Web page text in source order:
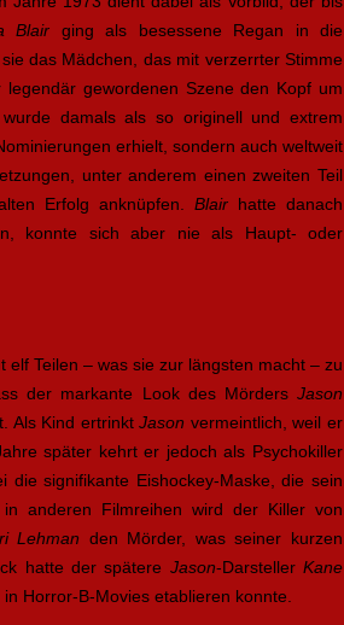
Blair ging als besessene Regan in die
das Mädchen, das mit verzerrter Stimme
gewordenen Szene den Kopf um
damals als so originell und extrem
erhielt, sondern auch weltweit
unter anderem einen zweiten Teil
Erfolg anknüpfen. Blairhatte danach
konnte sich aber nie als Haupt- oder
elf Teilen – was sie zur längsten macht – zu
der markante Look des Mörders Jason
Als Kind ertrinktJason vermeintlich, weil er
später kehrt er jedoch als Psychokiller
die signifikante Eishockey-Maske, die sein
anderen Filmreihen wird der Killer von
Lehman den Mörder, was seiner kurzen
hatte der spätere Jason-DarstellerKane
Horror-B-Movies etablieren konnte.